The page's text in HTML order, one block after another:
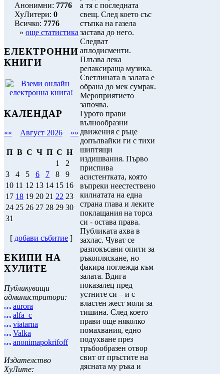
Анонимни: 7776
ХуЛитери: 0
Всичко: 7776
» още статистика
ЕЛЕКТРОННИ
КНИГИ
КАЛЕНДАР
«« Август 2026 »»
П В С Ч П С Н
1
2
3
4 5 6 7 8
9
10 11 12 13 14 15 16
17 18 19 20 21 22 23
24 25 26 27 28 29 30
31
[ добави събитие ]
ЕКИПИ НА
ХУЛИТЕ
Публикуващи
администратори:
aurora
alfa_c
viatarna
Valka
anonimapokrifoff
Издателство
ХуЛите:
а тя с последната
свещ. След което със
стъпка на газела
застава до него.
Следват
аплодисменти.
Плъзва лека
релаксираща музика.
Светлината в залата е
обрана до мек сумрак.
Мероприятието
започва.
Гурото прави
вълнообразни
движения с ръце
допълвайки ги с тихи
шиптящи
издишвания. Първо
приспива
асистентката, която
въпреки неестествено
килнатата на една
страна глава и леките
поклащания на торса
си - остава права.
Публиката ахва в
захлас. Чуват се
разпокъсани опити за
ръкопляскане, но
факира поглежда към
залата. Вдига
показалец пред
устните си – и с
властен жест моли за
тишина. След което
прави още няколко
помахвания, едно
подухване през
тръбообразен отвор
свит от пръстите на
дясната му ръка и